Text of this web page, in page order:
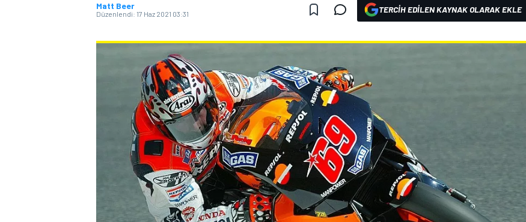
Matt Beer
Düzenlendi: 17 Haz 2021 03:31 TERCIH EDILEN KAYNAK OLARAK EKLE